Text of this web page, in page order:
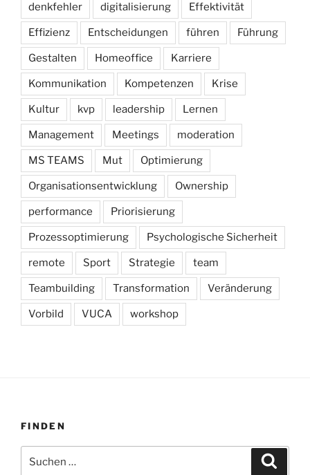
denkfehler digitalisierung Effektivität
Effizienz Entscheidungen führen Führung
Gestalten Homeoffice Karriere
Kommunikation Kompetenzen Krise
Kultur kvp leadership Lernen
Management Meetings moderation
MS TEAMS Mut Optimierung
Organisationsentwicklung Ownership
performance Priorisierung
Prozessoptimierung Psychologische Sicherheit
remote Sport Strategie team
Teambuilding Transformation Veränderung
Vorbild VUCA workshop
FINDEN
nach: